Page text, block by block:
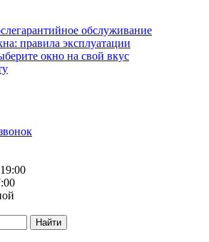
обслуживание
правила эксплуатации
окно на свой вкус